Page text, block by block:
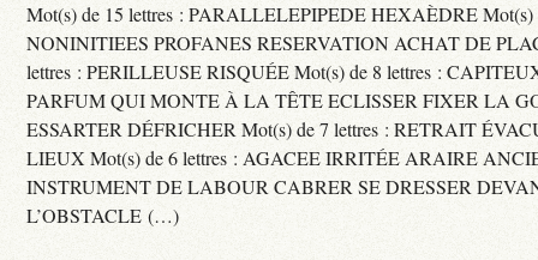
Mot(s) de 15 lettres : PARALLELEPIPEDE HEXAÈDRE Mot(s)
NONINITIEES PROFANES RESERVATION ACHAT DE
lettres : PERILLEUSE RISQUÉE Mot(s) de 8 lettres :
PARFUM QUI MONTE À LA TÊTE ECLISSER FIXER LA
ESSARTER DÉFRICHER Mot(s) de 7 lettres : RETRAIT
LIEUX Mot(s) de 6 lettres : AGACEE IRRITÉE ARAIRE
INSTRUMENT DE LABOUR CABRER SE DRESSER
L’OBSTACLE (…)